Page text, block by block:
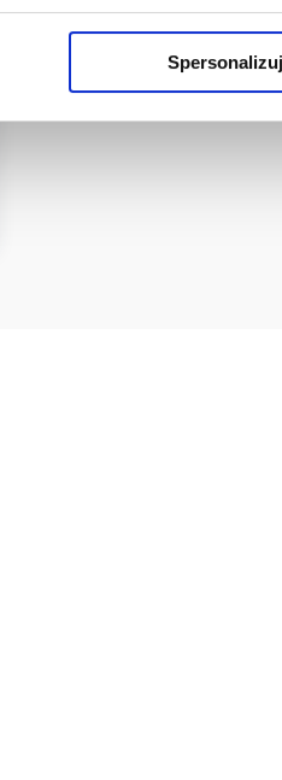
ich przepisy, przejdź doSpersonalizuj